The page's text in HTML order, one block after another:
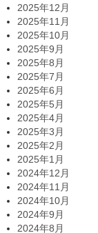
2025年12月
2025年11月
2025年10月
2025年9月
2025年8月
2025年7月
2025年6月
2025年5月
2025年4月
2025年3月
2025年2月
2025年1月
2024年12月
2024年11月
2024年10月
2024年9月
2024年8月